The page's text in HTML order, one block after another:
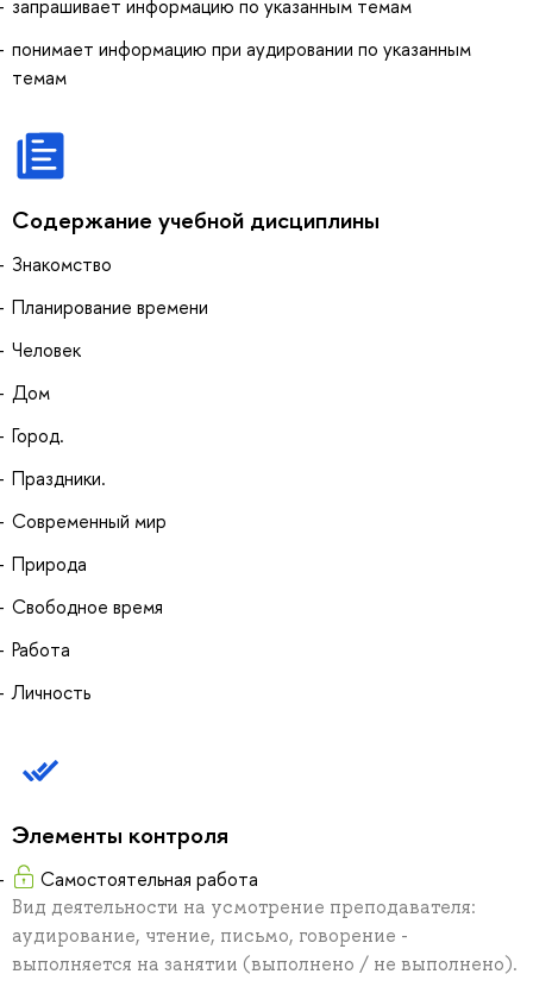
запрашивает информацию по указанным темам
понимает информацию при аудировании по указанным
темам
Содержание учебной дисциплины
Знакомство
Планирование времени
Человек
Дом
Город.
Праздники.
Современный мир
Природа
Свободное время
Работа
Личность
Элементы контроля
Самостоятельная работа
Вид деятельности на усмотрение преподавателя:
аудирование, чтение, письмо, говорение -
выполняется на занятии (выполнено / не выполнено).